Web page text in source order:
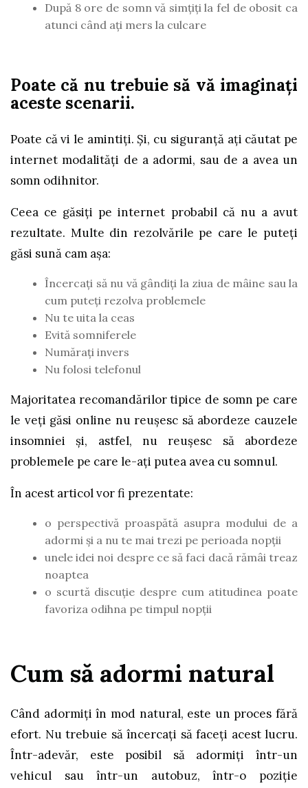
După 8 ore de somn vă simțiți la fel de obosit ca
atunci când ați mers la culcare
Poate că nu trebuie să vă imaginați
aceste scenarii.
Poate că vi le amintiți. Și, cu siguranță ați căutat pe
internet modalități de a adormi, sau de a avea un
somn odihnitor.
Ceea ce găsiți pe internet probabil că nu a avut
rezultate. Multe din rezolvările pe care le puteți
găsi sună cam așa:
Încercați să nu vă gândiți la ziua de mâine sau la
cum puteți rezolva problemele
Nu te uita la ceas
Evită somniferele
Numărați invers
Nu folosi telefonul
Majoritatea recomandărilor tipice de somn pe care
le veți găsi online nu reușesc să abordeze cauzele
insomniei și, astfel, nu reușesc să abordeze
problemele pe care le-ați putea avea cu somnul.
În acest articol vor fi prezentate:
o perspectivă proaspătă asupra modului de a
adormi și a nu te mai trezi pe perioada nopții
unele idei noi despre ce să faci dacă rămâi treaz
noaptea
o scurtă discuție despre cum atitudinea poate
favoriza odihna pe timpul nopții
Cum să adormi natural
Când adormiți în mod natural, este un proces fără
efort. Nu trebuie să încercați să faceți acest lucru.
Într-adevăr, este posibil să adormiți într-un
vehicul sau într-un autobuz, într-o poziție